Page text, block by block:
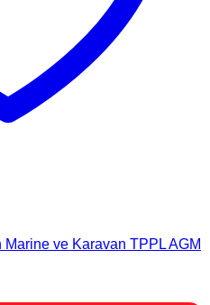
ve Karavan TPPL AGM